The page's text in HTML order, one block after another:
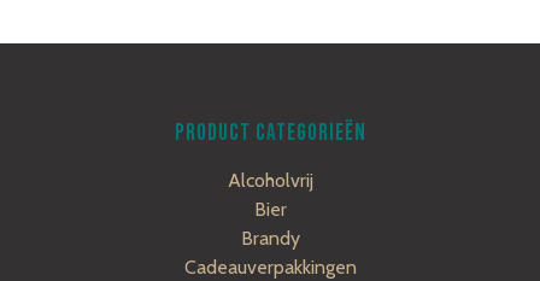
PRODUCT CATEGORIEËN
Alcoholvrij
Bier
Brandy
Cadeauverpakkingen